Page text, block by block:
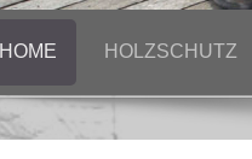
HOME HOLZSCHUTZ